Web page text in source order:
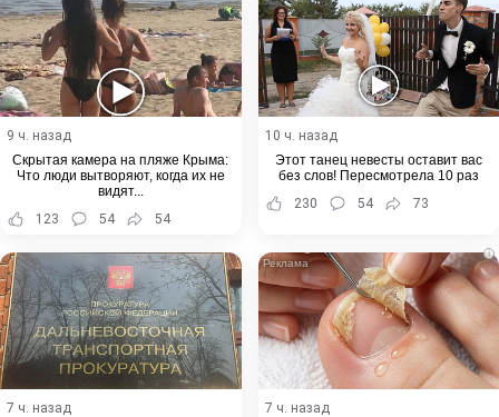
9 ч. назад
Скрытая камера на пляже Крыма:
Что люди вытворяют, когда их не
видят...
123
54 54
10 ч. назад
Этот танец невесты оставит вас
без слов! Пересмотрела 10 раз
230
54 73
7 ч. назад
i
7 ч. назад